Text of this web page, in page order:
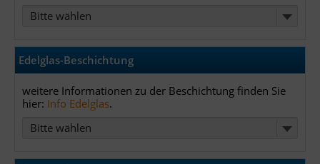
Bitte wählen
Edelglas-Beschichtung
weitere Informationen zu der Beschichtung finden Sie
hier: Info Edelglas.
Bitte wählen